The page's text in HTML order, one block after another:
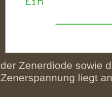
der Zenerdiode sowie
Zenerspannung liegt